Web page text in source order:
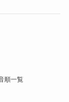
順一覧